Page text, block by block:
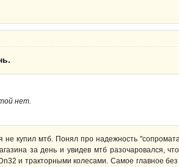
нет.
не купил мтб. Понял про надежность
за день и увидев мтб разочаровался,
и тракторными колесами. Самое главное